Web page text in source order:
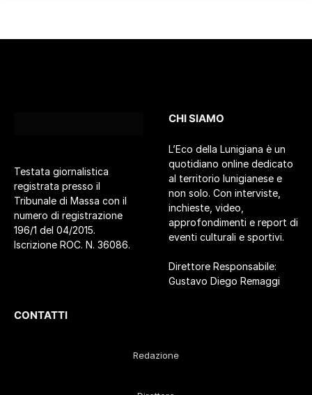
Testata giornalistica
registrata presso il
Tribunale di Massa con il
numero di registrazione
196/1 del 04/2015.
Iscrizione ROC. N. 36086.
CHI SIAMO
L’Eco della Lunigiana è un
quotidiano online dedicato
al territorio lunigianese e
non solo. Con interviste,
inchieste, video,
approfondimenti e report di
eventi culturali e sportivi.
Direttore Responsabile:
Gustavo Diego Remaggi
CONTATTI
Redazione